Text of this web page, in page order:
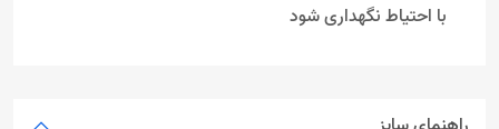
با احتیاط نگهداری شود